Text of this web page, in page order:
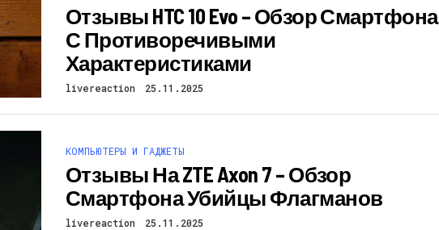
Отзывы HTC 10 Evo – Обзор Смартфона
С Противоречивыми
Характеристиками
livereaction 25.11.2025
КОМПЬЮТЕРЫ И ГАДЖЕТЫ
Отзывы На ZTE Axon 7 – Обзор
Смартфона Убийцы Флагманов
livereaction 25.11.2025